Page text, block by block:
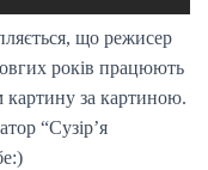
що режисер
років працюють
картину за картиною.
“Сузір’я